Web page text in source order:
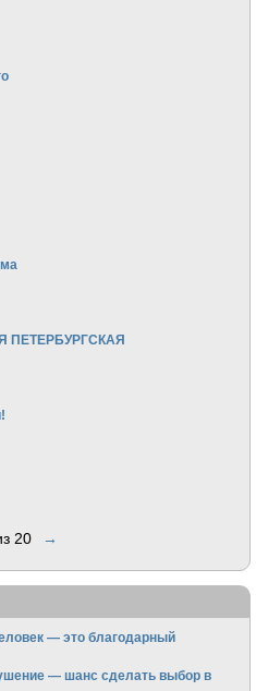
ПЕТЕРБУРГСКАЯ
20 →
— это благодарный
— шанс сделать выбор в